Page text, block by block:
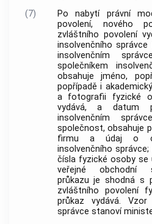
(7)
Po nabytí právní
povolení, nového
zvláštního povolení
insolvenčního správce
insolvenčním
společníkem
obsahuje jméno,
popřípadě i
a fotografii fyzické
vydává, a datum
insolvenčním
společnost, obsahuje
firmu a údaj o
insolvenčního správce;
čísla fyzické osoby se
veřejné obchodní
průkazu je shodná s
zvláštního povolení
průkaz vydává. Vzor
správce stanoví